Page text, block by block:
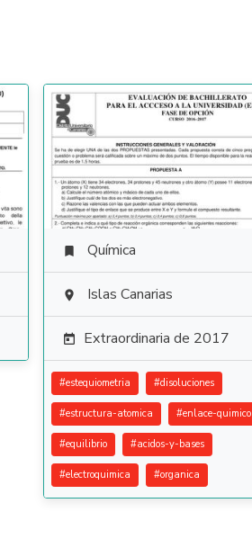
 Química
 Islas Canarias
 Extraordinaria de 2017
#estequiometria #disoluciones
#estructura-atomica #enlace-quimico
#equilibrio #acidos-y-bases
#electroquimica #organica